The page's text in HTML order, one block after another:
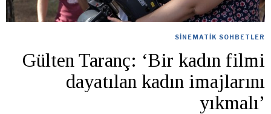
SINEMATIK SOHBETLER
Gülten Taranç: ‘Bir kadın filmi
dayatılan kadın imajlarını
yıkmalı’